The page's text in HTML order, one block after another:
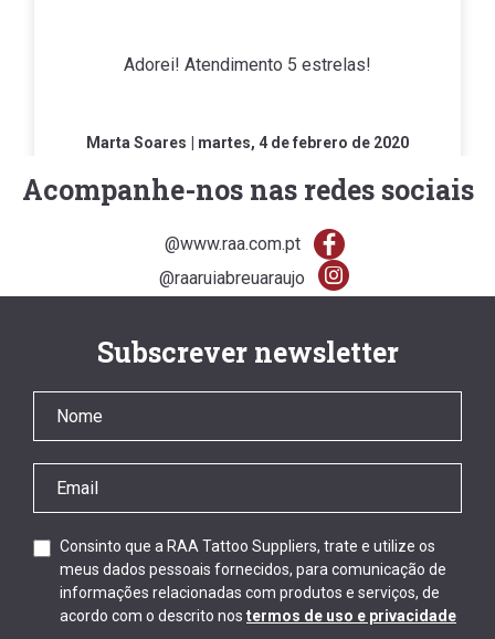
Adorei! Atendimento 5 estrelas!
Marta Soares | martes, 4 de febrero de 2020
Acompanhe-nos nas redes sociais
@www.raa.com.pt
@raaruiabreuaraujo
Subscrever newsletter
Consinto que a RAA Tattoo Suppliers, trate e utilize os
meus dados pessoais fornecidos, para comunicação de
informações relacionadas com produtos e serviços, de
acordo com o descrito nos termos de uso e privacidade